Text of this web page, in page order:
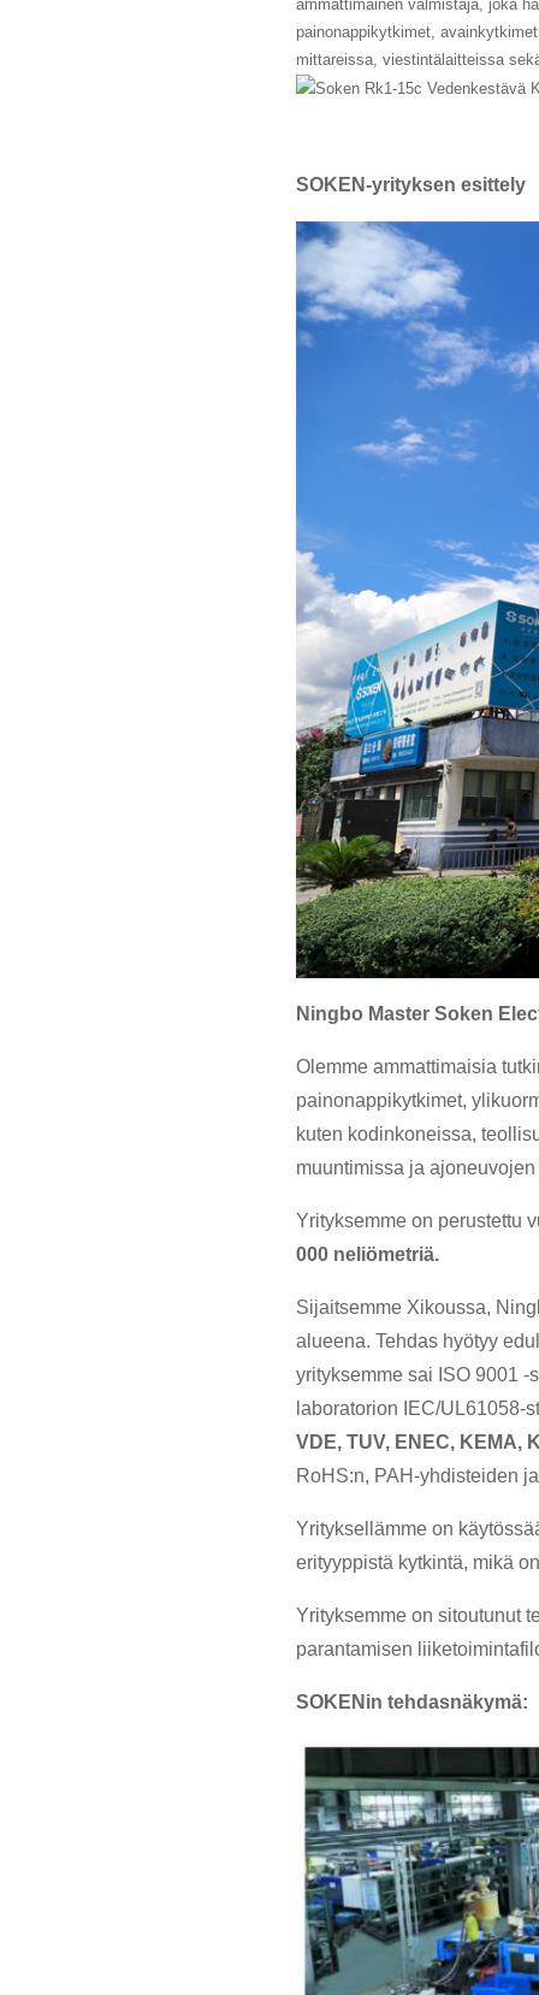
ammattimainen valmistaja, joka
painonappikytkimet,
mittareissa, viestintälaitteissa
SOKEN-yrityksen esittely
Ningbo Master Soken
Olemme ammattimaisia
painonappikytkimet,
kuten kodinkoneissa,
muuntimissa ja
Yrityksemme on perustettu
000 neliömetriä.
Sijaitsemme Xikoussa,
alueena. Tehdas hyötyy
yrityksemme sai ISO 9001
laboratorion IEC/UL61058-
VDE, TUV, ENEC, KEMA,
RoHS:n, ​​PAH-yhdisteiden
Yrityksellämme on
erityyppistä kytkintä, mikä
Yrityksemme on sitoutunut
parantamisen
SOKENin tehdasnäkymä: